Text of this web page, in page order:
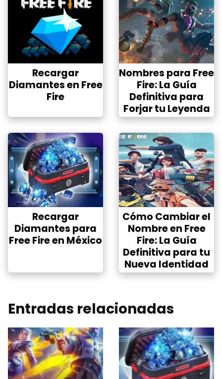
Recargar
Diamantes en Free
Fire
Nombres para Free
Fire: La Guía
Definitiva para
Forjar tu Leyenda
Recargar
Diamantes para
Free Fire en México
Cómo Cambiar el
Nombre en Free
Fire: La Guía
Definitiva para tu
Nueva Identidad
Entradas relacionadas